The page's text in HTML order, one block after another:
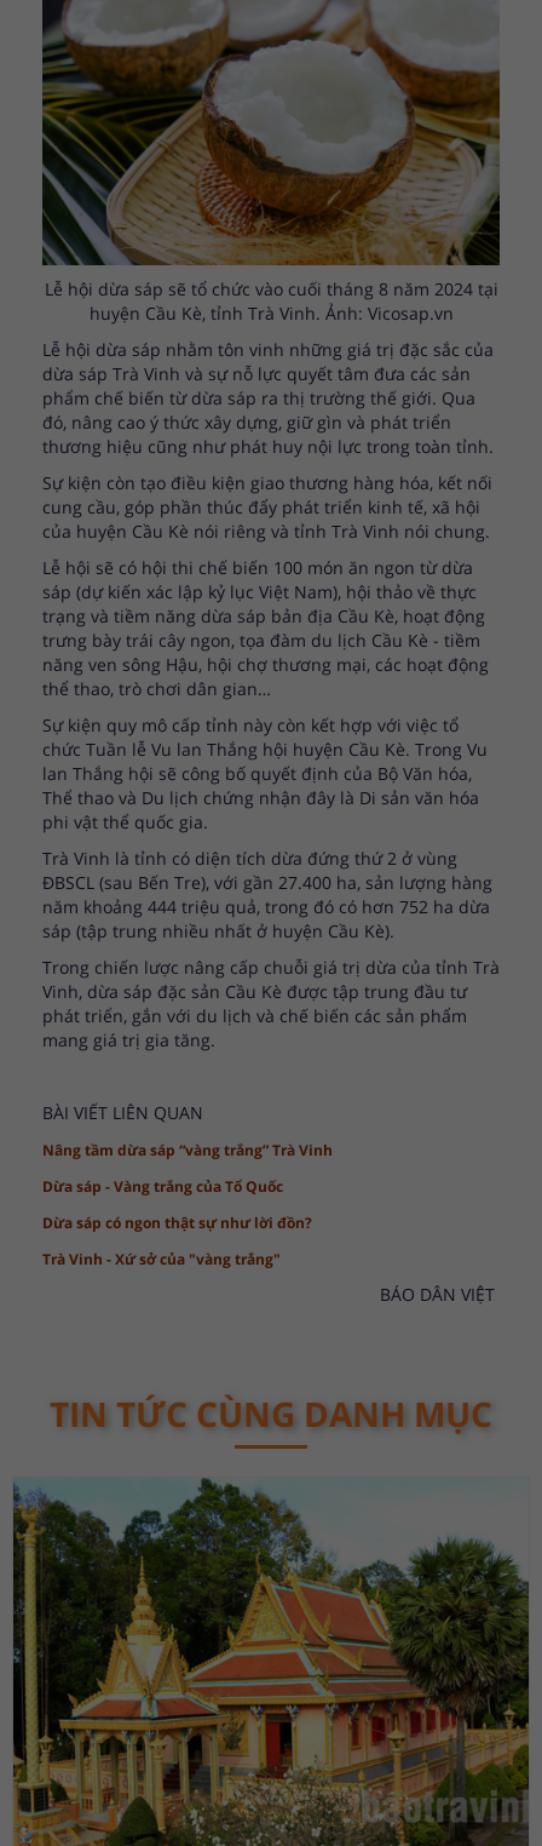
Lễ hội dừa sáp sẽ tổ chức vào cuối tháng 8 năm 2024 tại
huyện Cầu Kè, tỉnh Trà Vinh. Ảnh: Vicosap.vn
Lễ hội dừa sáp nhằm tôn vinh những giá trị đặc sắc của
dừa sáp Trà Vinh và sự nỗ lực quyết tâm đưa các sản
phẩm chế biến từ dừa sáp ra thị trường thế giới. Qua
đó, nâng cao ý thức xây dựng, giữ gìn và phát triển
thương hiệu cũng như phát huy nội lực trong toàn tỉnh.
Sự kiện còn tạo điều kiện giao thương hàng hóa, kết nối
cung cầu, góp phần thúc đẩy phát triển kinh tế, xã hội
của huyện Cầu Kè nói riêng và tỉnh Trà Vinh nói chung.
Lễ hội sẽ có hội thi chế biến 100 món ăn ngon từ dừa
sáp (dự kiến xác lập kỷ lục Việt Nam), hội thảo về thực
trạng và tiềm năng dừa sáp bản địa Cầu Kè, hoạt động
trưng bày trái cây ngon, tọa đàm du lịch Cầu Kè - tiềm
năng ven sông Hậu, hội chợ thương mại, các hoạt động
thể thao, trò chơi dân gian…
Sự kiện quy mô cấp tỉnh này còn kết hợp với việc tổ
chức Tuần lễ Vu lan Thắng hội huyện Cầu Kè. Trong Vu
lan Thắng hội sẽ công bố quyết định của Bộ Văn hóa,
Thể thao và Du lịch chứng nhận đây là Di sản văn hóa
phi vật thể quốc gia.
Trà Vinh là tỉnh có diện tích dừa đứng thứ 2 ở vùng
ĐBSCL (sau Bến Tre), với gần 27.400 ha, sản lượng hàng
năm khoảng 444 triệu quả, trong đó có hơn 752 ha dừa
sáp (tập trung nhiều nhất ở huyện Cầu Kè).
Trong chiến lược nâng cấp chuỗi giá trị dừa của tỉnh Trà
Vinh, dừa sáp đặc sản Cầu Kè được tập trung đầu tư
phát triển, gắn với du lịch và chế biến các sản phẩm
mang giá trị gia tăng.
BÀI VIẾT LIÊN QUAN
Nâng tầm dừa sáp “vàng trắng” Trà Vinh
Dừa sáp - Vàng trắng của Tổ Quốc
Dừa sáp có ngon thật sự như lời đồn?
Trà Vinh - Xứ sở của "vàng trắng"
BÁO DÂN VIỆT
TIN TỨC CÙNG DANH MỤC